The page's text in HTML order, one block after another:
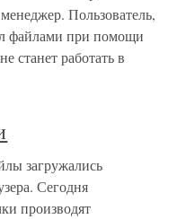
Пользователь,
файлами при помощи
станет работать в
загружались
Сегодня
производят